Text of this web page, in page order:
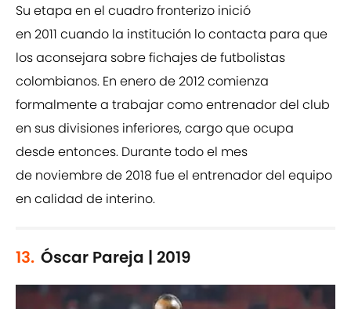
Su etapa en el cuadro fronterizo inició
en 2011 cuando la institución lo contacta para que
los aconsejara sobre fichajes de futbolistas
colombianos. En enero de 2012 comienza
formalmente a trabajar como entrenador del club
en sus divisiones inferiores, cargo que ocupa
desde entonces. Durante todo el mes
de noviembre de 2018 fue el entrenador del equipo
en calidad de interino.
13. Óscar Pareja | 2019